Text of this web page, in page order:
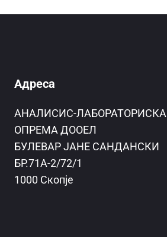
Адреса
AНАЛИСИС-ЛАБОРАТОРИСКА
ОПРЕМА ДООЕЛ
БУЛЕВАР ЈАНЕ САНДАНСКИ
БР.71А-2/72/1
1000 Скопје